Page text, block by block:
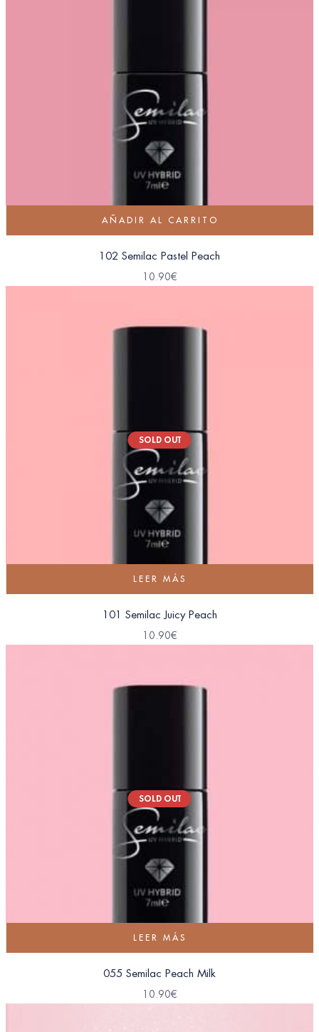
AÑADIR AL CARRITO
102 Semilac Pastel Peach
10.90€
SOLD OUT
LEER MÁS
101 Semilac Juicy Peach
10.90€
SOLD OUT
LEER MÁS
055 Semilac Peach Milk
10.90€